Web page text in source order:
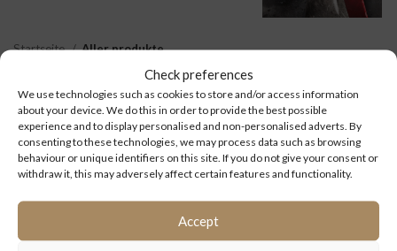
Check preferences
We use technologies such as cookies to store and/or access information
about your device. We do this in order to provide the best possible
experience and to display personalised and non-personalised adverts. By
consenting to these technologies, we may process data such as browsing
behaviour or unique identifiers on this site. If you do not give your consent or
withdraw it, this may adversely affect certain features and functionality.
Accept
Startseite Aller produkte
STOSSTANGE NEOPLAN ALLE MODELLE
Artikelnummer:BBE000044